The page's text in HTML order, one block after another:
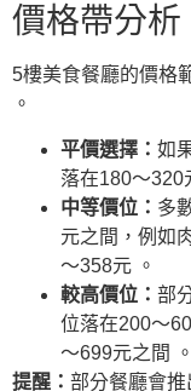
價格帶分析
5樓美食餐廳的價格
。
平價選擇： 如
落在180～320
中等價位： 多
元之間，例如
～358元 。
較高價位： 部
位落在200～
～699元之間
提醒： 部分餐廳會